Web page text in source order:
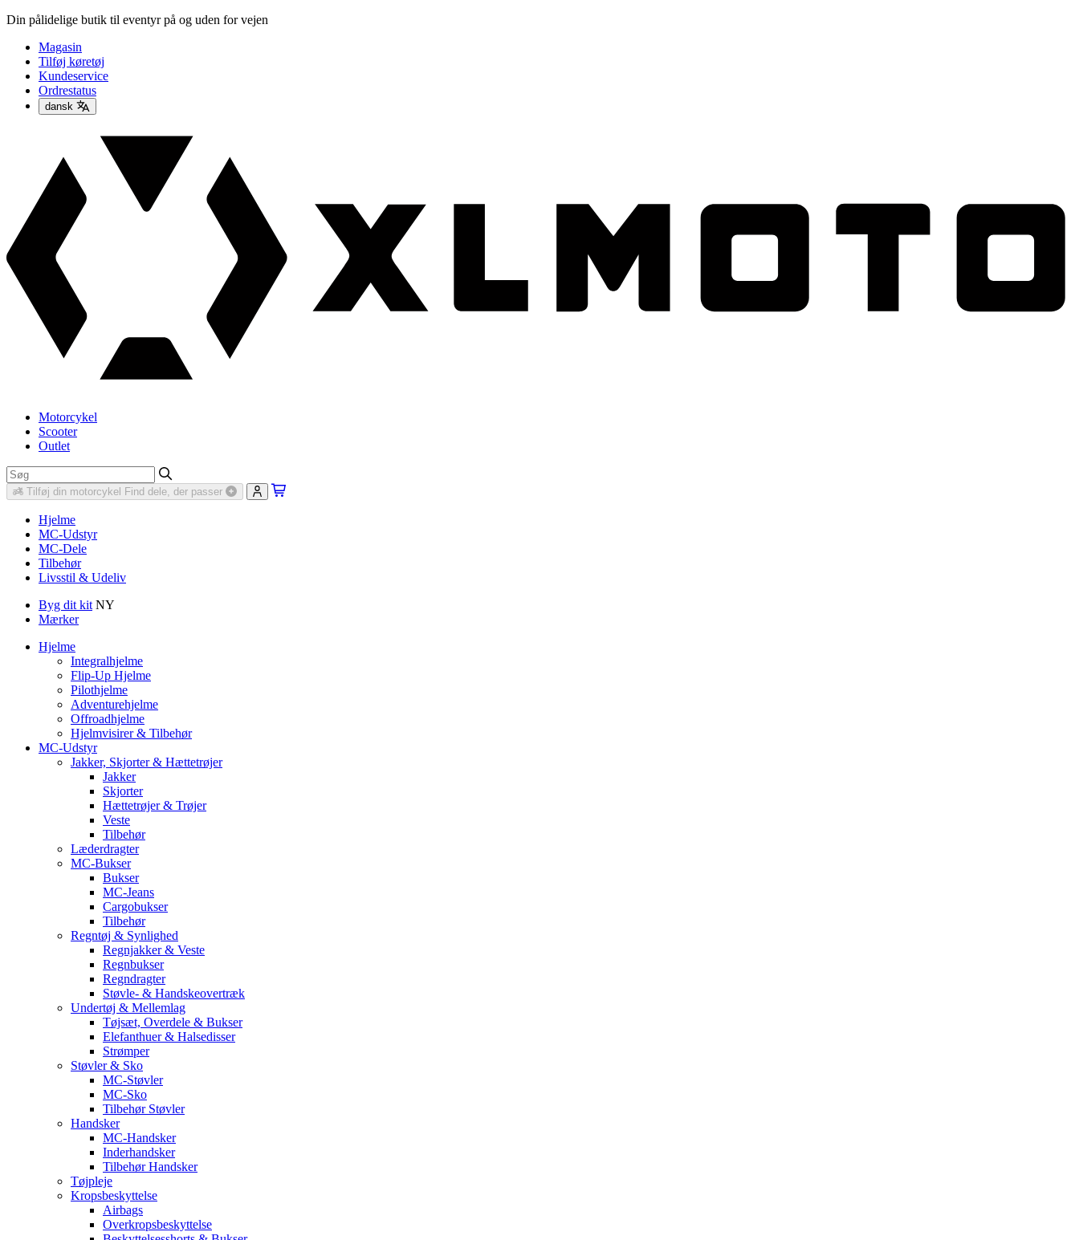
Din pålidelige butik til eventyr på og uden for vejen
Magasin
Tilføj køretøj
Kundeservice
Ordrestatus
dansk
Motorcykel
Scooter
Outlet
Tilføj din motorcykel Find dele, der passer
Hjelme
MC-Udstyr
MC-Dele
Tilbehør
Livsstil & Udeliv
Byg dit kit NY
Mærker
Hjelme
Integralhjelme
Flip-Up Hjelme
Pilothjelme
Adventurehjelme
Offroadhjelme
Hjelmvisirer & Tilbehør
MC-Udstyr
Jakker, Skjorter & Hættetrøjer
Jakker
Skjorter
Hættetrøjer & Trøjer
Veste
Tilbehør
Læderdragter
MC-Bukser
Bukser
MC-Jeans
Cargobukser
Tilbehør
Regntøj & Synlighed
Regnjakker & Veste
Regnbukser
Regndragter
Støvle- & Handskeovertræk
Undertøj & Mellemlag
Tøjsæt, Overdele & Bukser
Elefanthuer & Halsedisser
Strømper
Støvler & Sko
MC-Støvler
MC-Sko
Tilbehør Støvler
Handsker
MC-Handsker
Inderhandsker
Tilbehør Handsker
Tøjpleje
Kropsbeskyttelse
Airbags
Overkropsbeskyttelse